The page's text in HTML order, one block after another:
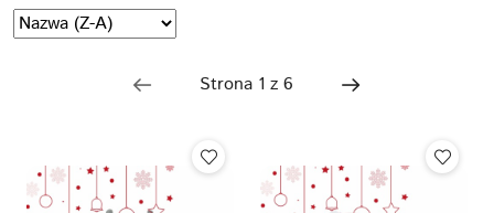
Zastosowano
sortowanie:
Sortuj
według